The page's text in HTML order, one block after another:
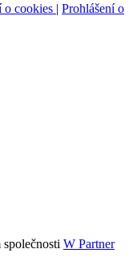
o cookies | Prohlášení o
W Partner